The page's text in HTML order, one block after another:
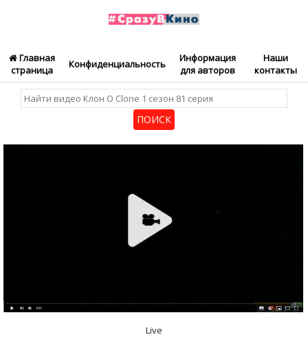
Главная
страница
Конфиденциальность
Информация
для авторов
Наши
контакты
Live